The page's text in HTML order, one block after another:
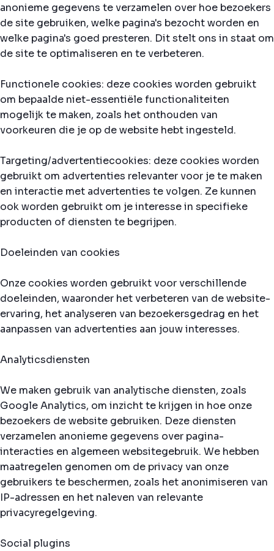
anonieme gegevens te verzamelen over hoe bezoekers
de site gebruiken, welke pagina's bezocht worden en
welke pagina's goed presteren. Dit stelt ons in staat om
de site te optimaliseren en te verbeteren.
Functionele cookies: deze cookies worden gebruikt
om bepaalde niet-essentiële functionaliteiten
mogelijk te maken, zoals het onthouden van
voorkeuren die je op de website hebt ingesteld.
Targeting/advertentiecookies: deze cookies worden
gebruikt om advertenties relevanter voor je te maken
en interactie met advertenties te volgen. Ze kunnen
ook worden gebruikt om je interesse in specifieke
producten of diensten te begrijpen.
Doeleinden van cookies
Onze cookies worden gebruikt voor verschillende
doeleinden, waaronder het verbeteren van de website-
ervaring, het analyseren van bezoekersgedrag en het
aanpassen van advertenties aan jouw interesses.
Analyticsdiensten
We maken gebruik van analytische diensten, zoals
Google Analytics, om inzicht te krijgen in hoe onze
bezoekers de website gebruiken. Deze diensten
verzamelen anonieme gegevens over pagina-
interacties en algemeen websitegebruik. We hebben
maatregelen genomen om de privacy van onze
gebruikers te beschermen, zoals het anonimiseren van
IP-adressen en het naleven van relevante
privacyregelgeving.
Social plugins